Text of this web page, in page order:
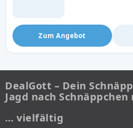
Zum Angebot
DealGott – Dein
Jagd nach
… vielfältig